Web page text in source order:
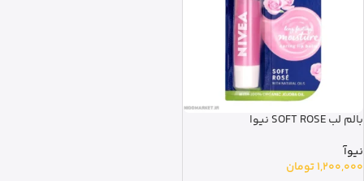
بالم لب SOFT ROSE نیوا
نیوآ
1,200,000تومان